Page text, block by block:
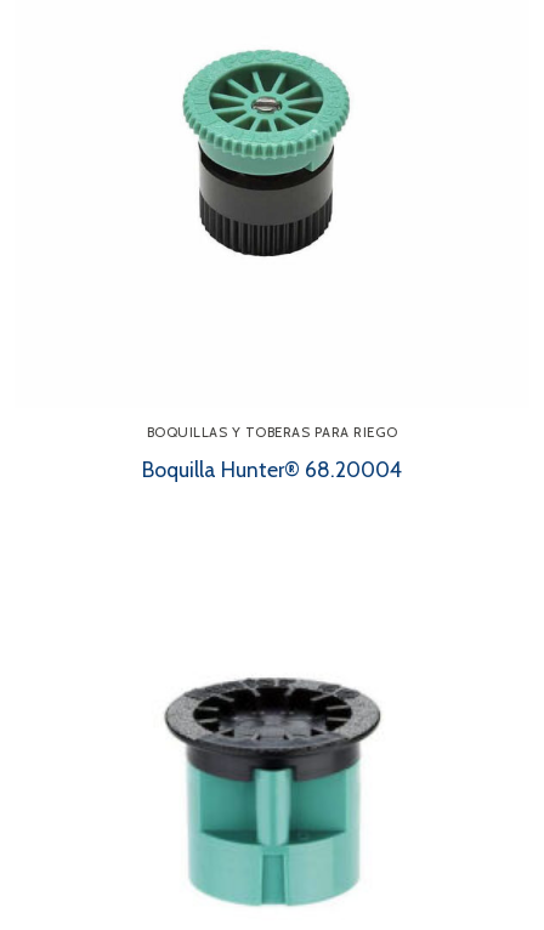
BOQUILLAS Y TOBERAS PARA RIEGO
Boquilla Hunter® 68.20004